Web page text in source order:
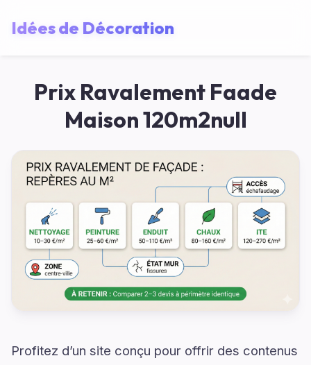
Idées de Décoration
Prix Ravalement Faade
Maison 120m2null
Profitez d’un site conçu pour offrir des contenus